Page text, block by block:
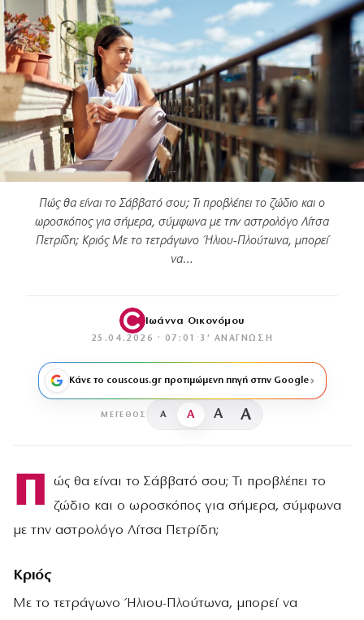
Πώς θα είναι το Σάββατό σου; Τι προβλέπει το ζώδιο και ο
ωροσκόπος για σήμερα, σύμφωνα με την αστρολόγο Λίτσα
Πετρίδη; Κριός Με το τετράγωνο Ήλιου-Πλούτωνα, μπορεί
να…
Ιωάννα Οικονόμου
25.04.2026 · 07:01 · 3′ ΑΝΆΓΝΩΣΗ
Κάνε το couscous.gr προτιμώμενη πηγή στην Google
ΜΈΓΕΘΟΣ A A A A
Π
ώς θα είναι το Σάββατό σου; Τι προβλέπει το
ζώδιο και ο ωροσκόπος για σήμερα, σύμφωνα
με την αστρολόγο Λίτσα Πετρίδη;
Κριός
Με το τετράγωνο Ήλιου-Πλούτωνα, μπορεί να